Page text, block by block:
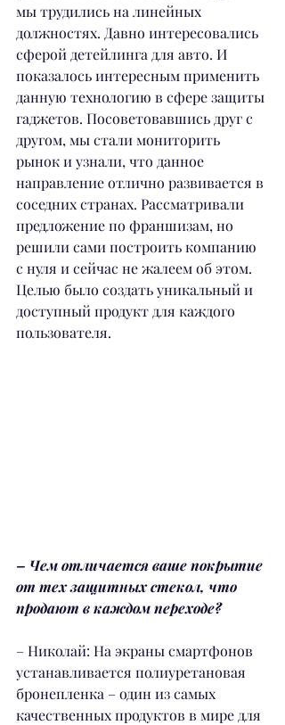
мы трудились на линейных
должностях. Давно интересовались
сферой детейлинга для авто. И
показалось интересным применить
данную технологию в сфере защиты
гаджетов. Посоветовавшись друг с
другом, мы стали мониторить
рынок и узнали, что данное
направление отлично развивается в
соседних странах. Рассматривали
предложение по франшизам, но
решили сами построить компанию
с нуля и сейчас не жалеем об этом.
Целью было создать уникальный и
доступный продукт для каждого
пользователя.
– Чем отличается ваше покрытие
от тех защитных стекол, что
продают в каждом переходе?
– Николай: На экраны смартфонов
устанавливается полиуретановая
бронепленка – один из самых
качественных продуктов в мире для